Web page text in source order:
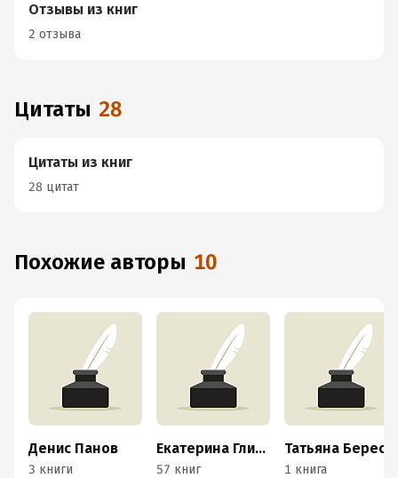
Отзывы из книг
2 отзыва
Цитаты 28
Цитаты из книг
28 цитат
Похожие авторы 10
Денис Панов
3 книги
Екатерина Гликен
57 книг 1 книга